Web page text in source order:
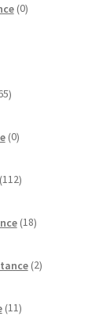
0izdelkov
izdelkov
0izdelkov
112izdelkov
18izdelkov
2izdelka
11izdelkov